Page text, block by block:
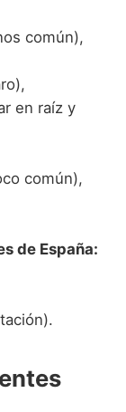
común),
en raíz y
común),
de España: